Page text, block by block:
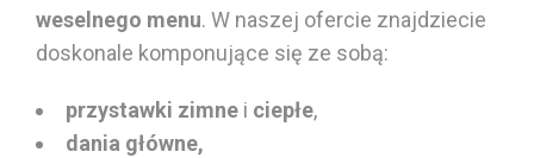
weselnego menu. W naszej ofercie znajdziecie
doskonale komponujące się ze sobą:
przystawki zimne i ciepłe,
dania główne,